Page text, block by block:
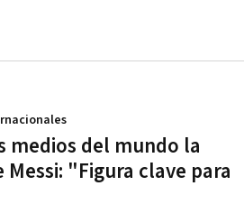
medios del mundo la
"Figura clave para